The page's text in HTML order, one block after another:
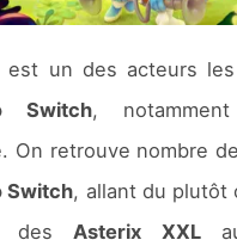
previews
de jeux
d’accessoires
tests
est un des acteurs
Switch,
On retrouve nombre
Switch, allant du plutôt
des Asterix XXLau